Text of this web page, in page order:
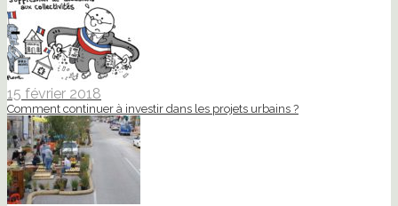
15 février 2018
Comment continuer à investir dans les projets urbains ?